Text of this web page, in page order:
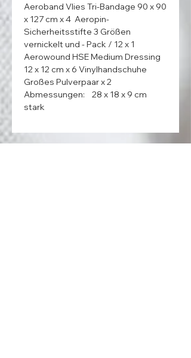
Aeroband Vlies Tri-Bandage 90 x 90
x 127 cm x 4  Aeropin-
Sicherheitsstifte 3 Größen
vernickelt und - Pack / 12 x 1
Aerowound HSE Medium Dressing
12 x 12 cm x 6 Vinylhandschuhe
Großes Pulverpaar x 2
Abmessungen:    28 x 18 x 9 cm
stark